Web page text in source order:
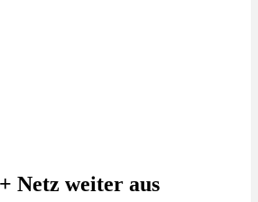
Netz weiter aus